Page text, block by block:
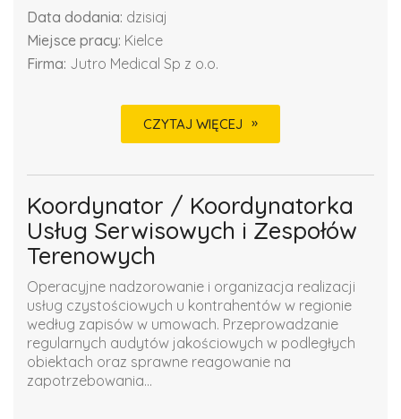
Data dodania: dzisiaj
Miejsce pracy: Kielce
Firma: Jutro Medical Sp z o.o.
CZYTAJ WIĘCEJ
Koordynator / Koordynatorka
Usług Serwisowych i Zespołów
Terenowych
Operacyjne nadzorowanie i organizacja realizacji
usług czystościowych u kontrahentów w regionie
według zapisów w umowach. Przeprowadzanie
regularnych audytów jakościowych w podległych
obiektach oraz sprawne reagowanie na
zapotrzebowania...